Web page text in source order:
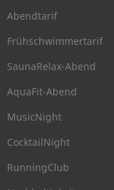
Abendtarif
Frühschwimmertarif
SaunaRelax-Abend
AquaFit-Abend
MusicNight
CocktailNight
RunningClub